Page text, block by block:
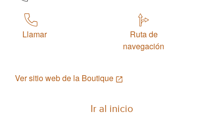
Llamar
Ruta de
navegación
Ver sitio web de la Boutique
Ir al inicio